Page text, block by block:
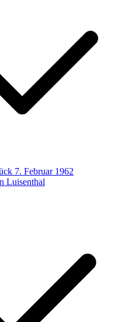
7. Februar 1962
Luisenthal